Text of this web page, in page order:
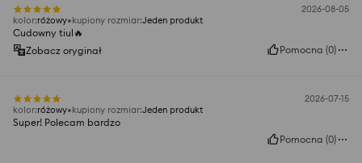
2026-08-05
kolor:różowy kupiony rozmiar:Jeden produkt
Cudowny tiul🔥
Zobacz oryginał
Pomocna (0)
2026-07-15
kolor:różowy kupiony rozmiar:Jeden produkt
Super! Polecam bardzo
Pomocna (0)